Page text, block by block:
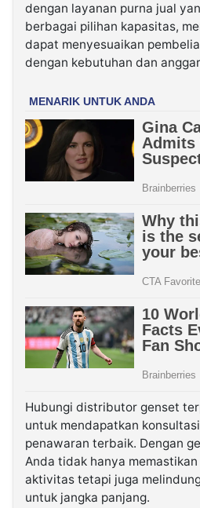
dengan layanan purna jual
berbagai pilihan kapasitas,
dapat menyesuaikan
dengan kebutuhan dan
Hubungi distributor genset
untuk mendapatkan
penawaran terbaik. Dengan
Anda tidak hanya
aktivitas tetapi juga
untuk jangka panjang.